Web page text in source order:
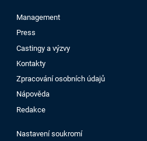
Management
Press
Castingy a výzvy
Kontakty
Zpracování osobních údajů
Nápověda
Redakce
Nastavení soukromí